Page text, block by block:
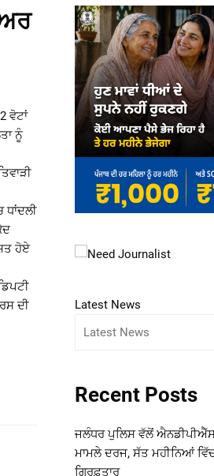
ਵੋਟਾਂ
ਨੂੰ
ਹੋਏ
ਦੀ
Latest News
Recent Posts
ਜਲੰਧਰ ਪੁਲਿਸ ਵੱਲੋਂ
ਮਾਮਲੇ ਦਰਜ, ਸੱਤ ਮਹੀਨਿਆਂ
ਗ੍ਰਿਫ਼ਤਾਰ